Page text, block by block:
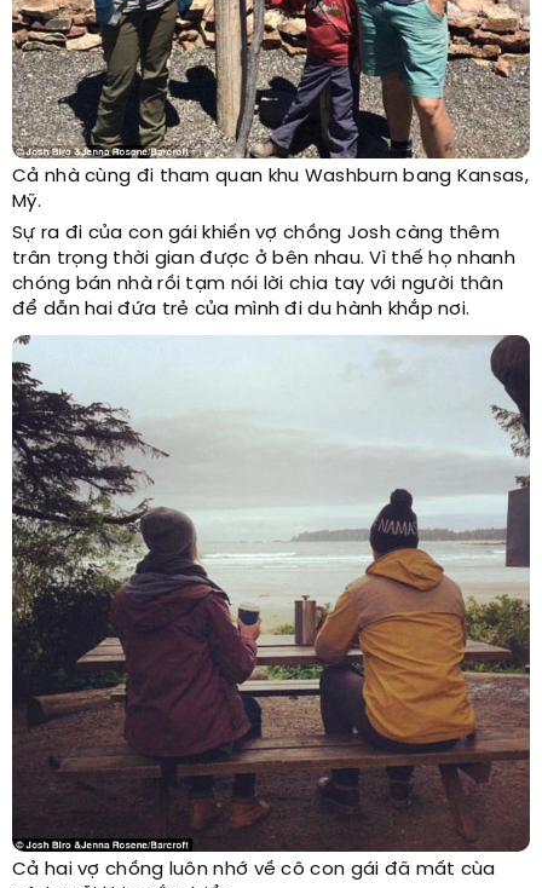
Cả nhà cùng đi tham quan khu Washburn bang Kansas,
Mỹ.
Sự ra đi của con gái khiến vợ chồng Josh càng thêm
trân trọng thời gian được ở bên nhau. Vì thế họ nhanh
chóng bán nhà rồi tạm nói lời chia tay với người thân
để dẫn hai đứa trẻ của mình đi du hành khắp nơi.
Cả hai vợ chồng luôn nhớ về cô con gái đã mất cùa